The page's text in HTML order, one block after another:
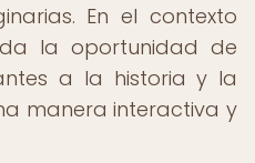
En el contexto
la oportunidad de
a la historia y la
manera interactiva y